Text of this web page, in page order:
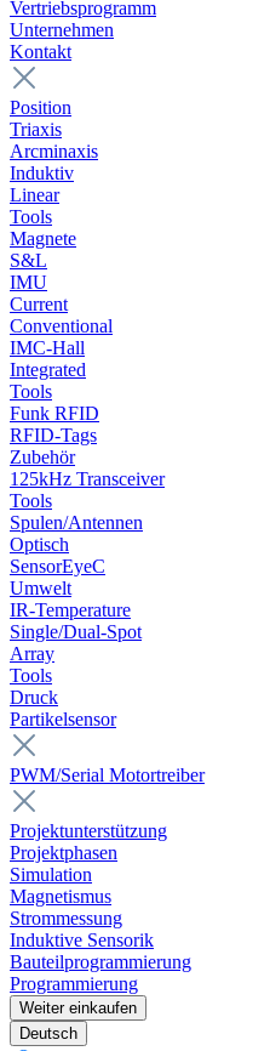
Vertriebsprogramm
Unternehmen
Kontakt
Position
Triaxis
Arcminaxis
Induktiv
Linear
Tools
Magnete
S&L
IMU
Current
Conventional
IMC-Hall
Integrated
Tools
Funk RFID
RFID-Tags
Zubehör
125kHz Transceiver
Tools
Spulen/Antennen
Optisch
SensorEyeC
Umwelt
IR-Temperature
Single/Dual-Spot
Array
Tools
Druck
Partikelsensor
PWM/Serial Motortreiber
Projektunterstützung
Projektphasen
Simulation
Magnetismus
Strommessung
Induktive Sensorik
Bauteilprogrammierung
Programmierung
Weiter einkaufen
Deutsch